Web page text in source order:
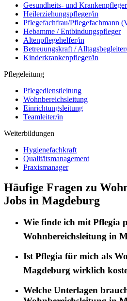
Gesundheits- und
Heilerziehungspfleger/in
Pflegefachfrau/Pflegefachmann
Hebamme / Entbindungspfleger
Altenpflegehelfer/in
Betreuungskraft /
Kinderkrankenpfleger/in
Pflegeleitung
Pflegedienstleitung
Wohnbereichsleitung
Einrichtungsleitung
Teamleiter/in
Weiterbildungen
Hygienefachkraft
Qualitätsmanagement
Praxismanager
Häufige Fragen zu
Jobs in Magdeburg
Wie finde ich mitPflegia
Wohnbereichsleitung in
Ist Pflegia für mich als
Magdeburg wirklich
Welche Unterlagen